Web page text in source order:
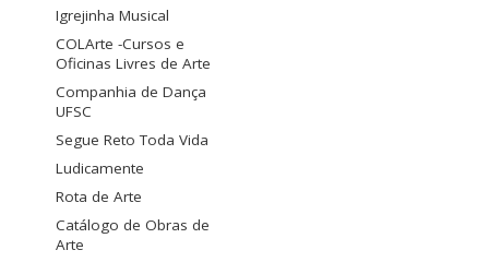
Igrejinha Musical
COLArte -Cursos e
Oficinas Livres de Arte
Companhia de Dança
UFSC
Segue Reto Toda Vida
Ludicamente
Rota de Arte
Catálogo de Obras de
Arte